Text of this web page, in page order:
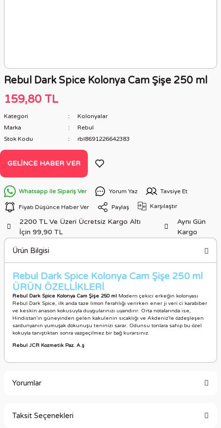
Rebul Dark Spice Kolonya Cam Şişe 250 ml
159,80 TL
Kategori
Kolonyalar
Marka
Rebul
Stok Kodu
rbl8691226642383
GELINCE HABER VER
Whatsapp ile Sipariş Ver Yorum Yaz Tavsiye Et
Fiyatı Düşünce Haber Ver Paylaş Karşılaştır
2200 TL Ve Üzeri Ücretsiz Kargo Altı
İçin 99,90 TL
Aynı Gün
Kargo
Ürün Bilgisi
Rebul Dark Spice Kolonya Cam Şişe 250 ml
ÜRÜN ÖZELLİKLERİ
Rebul Dark Spice Kolonya Cam Şişe 250 ml Modern çekici erkeğin kolonyası
Rebul Dark Spice, ilk anda taze limon ferahlığı verirken ener ji veri ci karabiber
ve keskin anason kokusuyla duygularınızı uyandırır. Orta notalarında ise,
Hindistan'ın güneyinden gelen kakulenin sıcaklığı ve Akdeniz'le özdeşleşen
sardunyanın yumuşak dokunuşu teninizi sarar. Odunsu tonlara sahip bu özel
kokuyla tanıştıktan sonra vazgeçilmez bir bağ kurarsınız.
Rebul JCR Kozmetik Paz. A.ş
Yorumlar
Taksit Seçenekleri